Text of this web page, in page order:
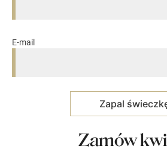
E-mail
Zamów